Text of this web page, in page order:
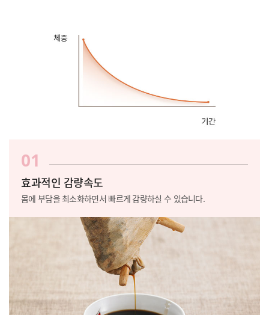
01
효과적인 감량속도
몸에 부담을 최소화하면서 빠르게 감량하실 수 있습니다.